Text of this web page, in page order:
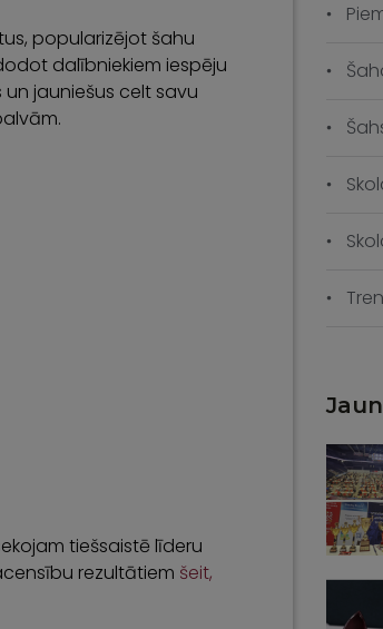
popularizējot šahu
dalībniekiem iespēju
jauniešus celt savu
tiešsaistē līderu
rezultātiem šeit,